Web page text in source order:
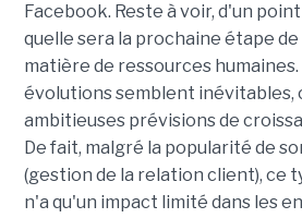
Facebook. Reste à voir, d'un
quelle sera la prochaine étape
matière de ressources
évolutions semblent inévitables,
ambitieuses prévisions de
De fait, malgré la popularité de
(gestion de la relation client), ce
n'a qu'un impact limité dans les